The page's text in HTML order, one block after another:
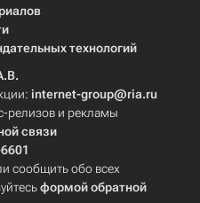
технологий
internet-group@ria.ru
релизов и рекламы
связи
сообщить обо всех
формой обратной